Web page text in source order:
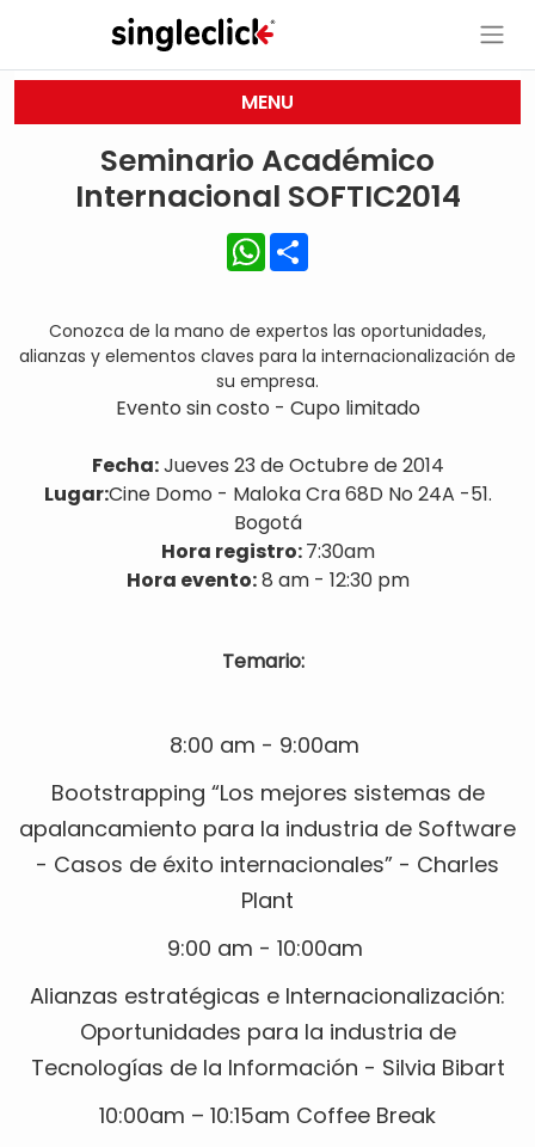
MENU
Seminario Académico
Internacional SOFTIC2014
WhatsApp
Conozca de la mano de expertos las oportunidades,
alianzas y elementos claves para la internacionalización de
su empresa.
Evento sin costo - Cupo limitado
Fecha:Jueves 23 de Octubre de 2014
Lugar:Cine Domo - Maloka Cra 68D No 24A -51.
Bogotá
Hora registro:7:30am
Hora evento:8 am - 12:30 pm
Temario:
8:00 am - 9:00am
Bootstrapping “Los mejores sistemas de
apalancamiento para la industria de Software
- Casos de éxito internacionales” - Charles
Plant
9:00 am - 10:00am
Alianzas estratégicas e Internacionalización:
Oportunidades para la industria de
Tecnologías de la Información - Silvia Bibart
10:00am – 10:15am Coffee Break